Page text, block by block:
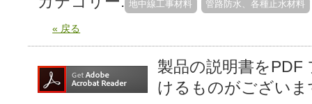
地中線工事材料 管路防水、各種止水材料
« 戻る
製品の説明書を
けるものがございま